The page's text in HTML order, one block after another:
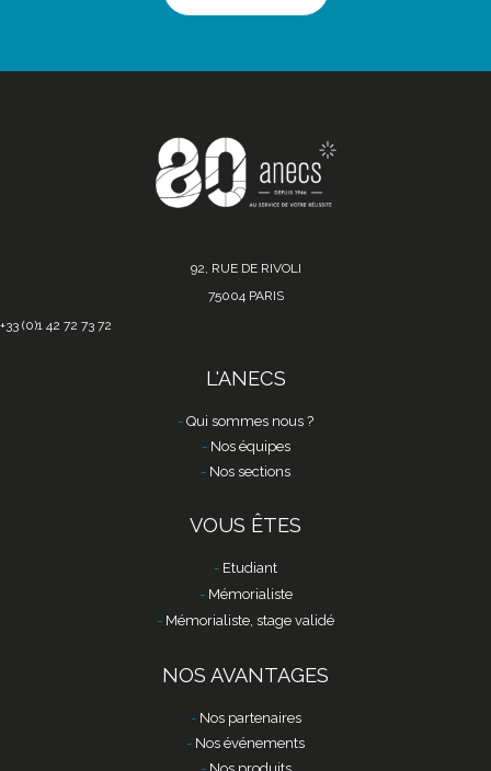
92, RUE DE RIVOLI
75004 PARIS
+33 (0)1 42 72 73 72
L'ANECS
Qui sommes nous ?
Nos équipes
Nos sections
VOUS ÊTES
Etudiant
Mémorialiste
Mémorialiste, stage validé
NOS AVANTAGES
Nos partenaires
Nos événements